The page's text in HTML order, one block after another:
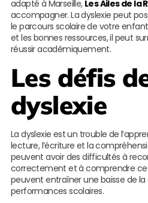
adapté à Marseille, Les Ailes de la
accompagner. La dyslexie peut
le parcours scolaire de votre
et les bonnes ressources, il peut
réussir académiquement.
Les défis
dyslexie
La dyslexie est un trouble de
lecture, l’écriture et la
peuvent avoir des difficultés à
correctement et à comprendre ce
peuvent entraîner une baisse de
performances scolaires.